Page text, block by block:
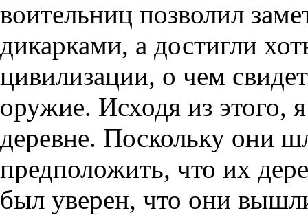
воительниц позволил
дикарками, а достигли
цивилизации, о чем
оружие. Исходя из
деревне. Поскольку они
предположить, что их
был уверен, что они